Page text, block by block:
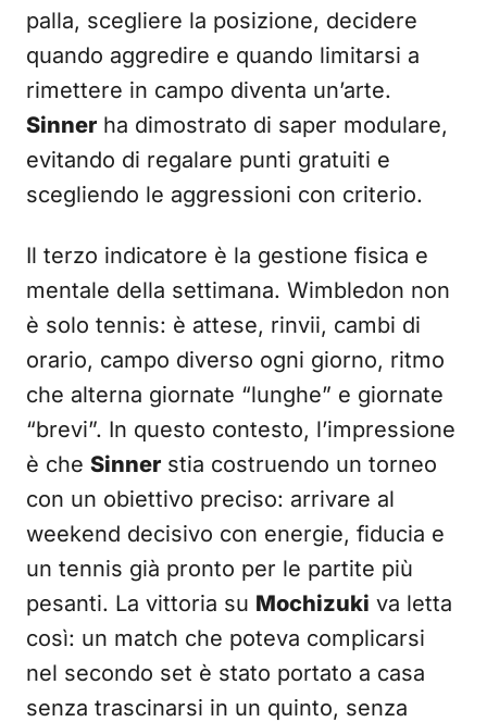
palla, scegliere la posizione, decidere
quando aggredire e quando limitarsi a
rimettere in campo diventa un’arte.
Sinner ha dimostrato di saper modulare,
evitando di regalare punti gratuiti e
scegliendo le aggressioni con criterio.
Il terzo indicatore è la gestione fisica e
mentale della settimana. Wimbledon non
è solo tennis: è attese, rinvii, cambi di
orario, campo diverso ogni giorno, ritmo
che alterna giornate “lunghe” e giornate
“brevi”. In questo contesto, l’impressione
è che Sinner stia costruendo un torneo
con un obiettivo preciso: arrivare al
weekend decisivo con energie, fiducia e
un tennis già pronto per le partite più
pesanti. La vittoria su Mochizuki va letta
così: un match che poteva complicarsi
nel secondo set è stato portato a casa
senza trascinarsi in un quinto, senza